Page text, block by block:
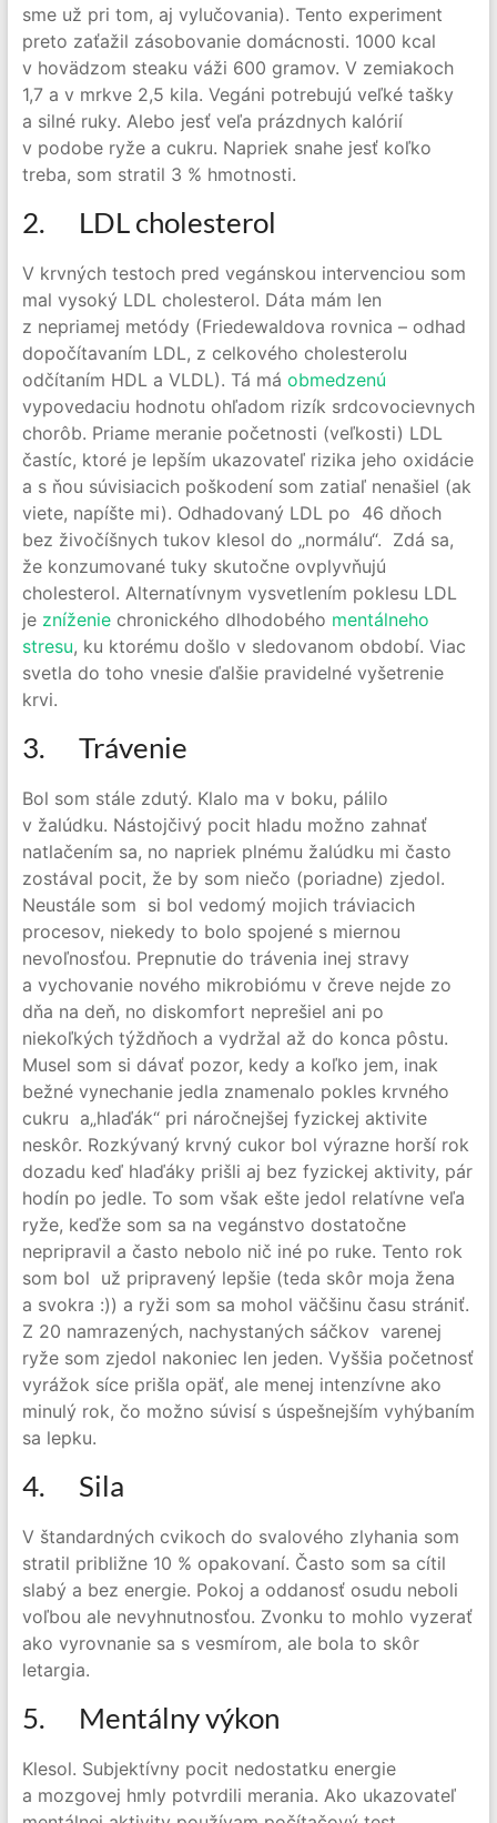
sme už pri tom, aj vylučovania). Tento experiment
preto zaťažil zásobovanie domácnosti. 1000 kcal
v hovädzom steaku váži 600 gramov. V zemiakoch
1,7 a v mrkve 2,5 kila. Vegáni potrebujú veľké tašky
a silné ruky. Alebo jesť veľa prázdnych kalórií
v podobe ryže a cukru. Napriek snahe jesť koľko
treba, som stratil 3 % hmotnosti.
2. LDL cholesterol
V krvných testoch pred vegánskou intervenciou som
mal vysoký LDL cholesterol. Dáta mám len
z nepriamej metódy (Friedewaldova rovnica – odhad
dopočítavaním LDL, z celkového cholesterolu
odčítaním HDL a VLDL). Tá má obmedzenú
vypovedaciu hodnotu ohľadom rizík srdcovocievnych
chorôb. Priame meranie početnosti (veľkosti) LDL
častíc, ktoré je lepším ukazovateľ rizika jeho oxidácie
a s ňou súvisiacich poškodení som zatiaľ nenašiel (ak
viete, napíšte mi). Odhadovaný LDL po 46 dňoch
bez živočíšnych tukov klesol do „normálu“. Zdá sa,
že konzumované tuky skutočne ovplyvňujú
cholesterol. Alternatívnym vysvetlením poklesu LDL
je zníženiechronického dlhodobého mentálneho
stresu, ku ktorému došlo v sledovanom období. Viac
svetla do toho vnesie ďalšie pravidelné vyšetrenie
krvi.
3. Trávenie
Bol som stále zdutý. Klalo ma v boku, pálilo
v žalúdku. Nástojčivý pocit hladu možno zahnať
natlačením sa, no napriek plnému žalúdku mi často
zostával pocit, že by som niečo (poriadne) zjedol.
Neustále som si bol vedomý mojich tráviacich
procesov, niekedy to bolo spojené s miernou
nevoľnosťou. Prepnutie do trávenia inej stravy
a vychovanie nového mikrobiómu v čreve nejde zo
dňa na deň, no diskomfort neprešiel ani po
niekoľkých týždňoch a vydržal až do konca pôstu.
Musel som si dávať pozor, kedy a koľko jem, inak
bežné vynechanie jedla znamenalo pokles krvného
cukru a„hlaďák“ pri náročnejšej fyzickej aktivite
neskôr. Rozkývaný krvný cukor bol výrazne horší rok
dozadu keď hlaďáky prišli aj bez fyzickej aktivity, pár
hodín po jedle. To som však ešte jedol relatívne veľa
ryže, keďže som sa na vegánstvo dostatočne
nepripravil a často nebolo nič iné po ruke. Tento rok
som bol už pripravený lepšie (teda skôr moja žena
a svokra :)) a ryži som sa mohol väčšinu času strániť.
Z 20 namrazených, nachystaných sáčkov varenej
ryže som zjedol nakoniec len jeden. Vyššia početnosť
vyrážok síce prišla opäť, ale menej intenzívne ako
minulý rok, čo možno súvisí s úspešnejším vyhýbaním
sa lepku.
4. Sila
V štandardných cvikoch do svalového zlyhania som
stratil približne 10 % opakovaní. Často som sa cítil
slabý a bez energie. Pokoj a oddanosť osudu neboli
voľbou ale nevyhnutnosťou. Zvonku to mohlo vyzerať
ako vyrovnanie sa s vesmírom, ale bola to skôr
letargia.
5. Mentálny výkon
Klesol. Subjektívny pocit nedostatku energie
a mozgovej hmly potvrdili merania. Ako ukazovateľ